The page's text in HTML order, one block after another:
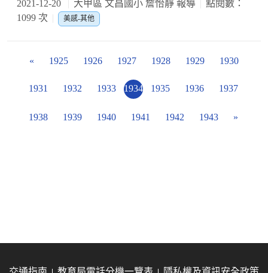
2021-12-20 大甲區 文昌國小 詹怡靜 報導
點閱數：
1099 次
美感-其他
« 1925 1926 1927 1928 1929 1930
1931 1932 1933 1934 1935 1936 1937
1938 1939 1940 1941 1942 1943 »